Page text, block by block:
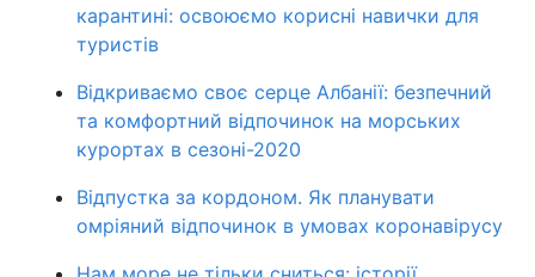
карантині: освоюємо корисні навички для
туристів
Відкриваємо своє серце Албанії: безпечний
та комфортний відпочинок на морських
курортах в сезоні-2020
Відпустка за кордоном. Як планувати
омріяний відпочинок в умовах коронавірусу